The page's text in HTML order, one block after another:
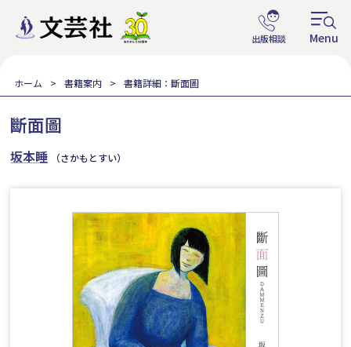
ホーム 書籍案内 書籍詳細：斷面圖
斷面圖
坂本睡 （さかもとすい）